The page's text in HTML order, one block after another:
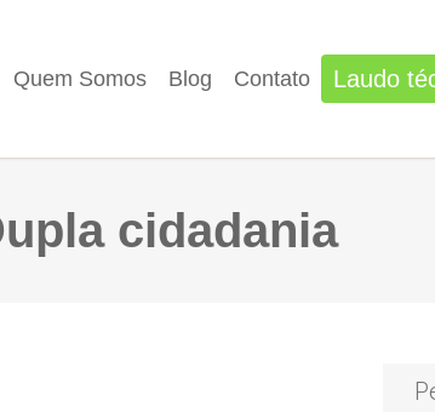
Quem Somos Blog Contato Laudo
cidadania